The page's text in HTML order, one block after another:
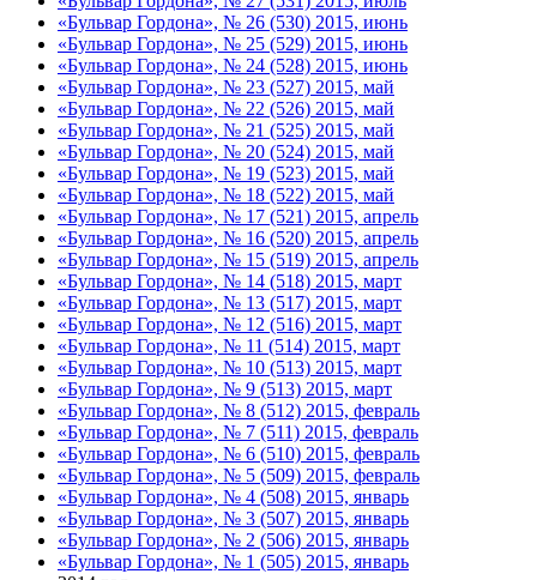
«Бульвар Гордона», № 26 (530) 2015, июнь
«Бульвар Гордона», № 25 (529) 2015, июнь
«Бульвар Гордона», № 24 (528) 2015, июнь
«Бульвар Гордона», № 23 (527) 2015, май
«Бульвар Гордона», № 22 (526) 2015, май
«Бульвар Гордона», № 21 (525) 2015, май
«Бульвар Гордона», № 20 (524) 2015, май
«Бульвар Гордона», № 19 (523) 2015, май
«Бульвар Гордона», № 18 (522) 2015, май
«Бульвар Гордона», № 17 (521) 2015, апрель
«Бульвар Гордона», № 16 (520) 2015, апрель
«Бульвар Гордона», № 15 (519) 2015, апрель
«Бульвар Гордона», № 14 (518) 2015, март
«Бульвар Гордона», № 13 (517) 2015, март
«Бульвар Гордона», № 12 (516) 2015, март
«Бульвар Гордона», № 11 (514) 2015, март
«Бульвар Гордона», № 10 (513) 2015, март
«Бульвар Гордона», № 9 (513) 2015, март
«Бульвар Гордона», № 8 (512) 2015, февраль
«Бульвар Гордона», № 7 (511) 2015, февраль
«Бульвар Гордона», № 6 (510) 2015, февраль
«Бульвар Гордона», № 5 (509) 2015, февраль
«Бульвар Гордона», № 4 (508) 2015, январь
«Бульвар Гордона», № 3 (507) 2015, январь
«Бульвар Гордона», № 2 (506) 2015, январь
«Бульвар Гордона», № 1 (505) 2015, январь